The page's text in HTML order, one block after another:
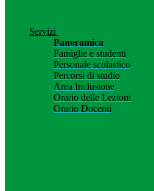
Servizi
Panoramica
Famiglie e studenti
Personale scolastico
Percorsi di studio
Area Inclusione
Orario delle Lezioni
Orario Docenti